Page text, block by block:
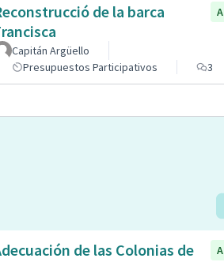
de la barca
Capitán Argüello
Presupuestos Participativos
3
de las Colonias de